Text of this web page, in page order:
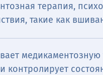
терапия,
такие как
контролирует